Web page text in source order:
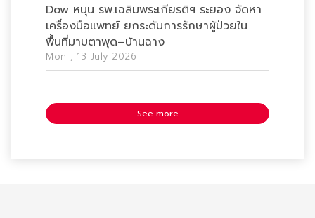
Dow หนุน รพ.เฉลิมพระเกียรติฯ ระยอง จัดหา
เครื่องมือแพทย์ ยกระดับการรักษาผู้ป่วยใน
พื้นที่มาบตาพุด–บ้านฉาง
Mon , 13 July 2026
See more